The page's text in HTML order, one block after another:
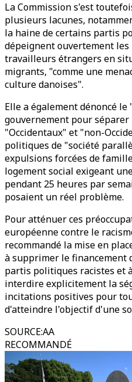
La Commission s'est
plusieurs lacunes,
la haine de certains partis
dépeignent ouvertement
travailleurs étrangers en
migrants, "comme une
culture danoises".
Elle a également dénoncé
gouvernement pour
"Occidentaux" et "non-
politiques de "société
expulsions forcées de
logement social exigeant
pendant 25 heures par
posaient un réel problème.
Pour atténuer ces
européenne contre le
recommandé la mise en
à supprimer le financement
partis politiques racistes et
interdire explicitement la
incitations positives pour
d'atteindre l'objectif d'une
SOURCE:AA
RECOMMANDÉ